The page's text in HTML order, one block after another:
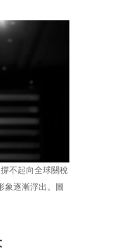
不起向全球關稅
象逐漸浮出。圖